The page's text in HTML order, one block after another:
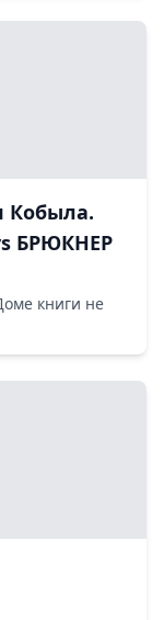
Кобыла.
БРЮКНЕР
книги не